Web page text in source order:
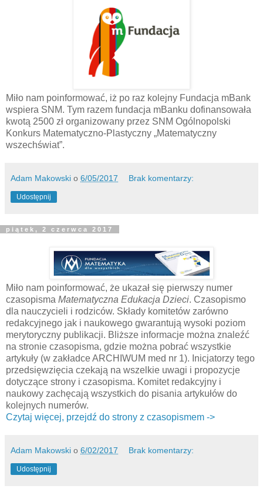
Miło nam poinformować, iż po raz kolejny Fundacja mBank
wspiera SNM. Tym razem fundacja mBanku dofinansowała
kwotą 2500 zł organizowany przez SNM Ogólnopolski
Konkurs Matematyczno-Plastyczny „Matematyczny
wszechświat”.
Adam Makowski o 6/05/2017 Brak komentarzy:
Udostępnij
piątek, 2 czerwca 2017
Miło nam poinformować, że ukazał się pierwszy numer
czasopisma Matematyczna Edukacja Dzieci. Czasopismo
dla nauczycieli i rodziców. Składy komitetów zarówno
redakcyjnego jak i naukowego gwarantują wysoki poziom
merytoryczny publikacji. Bliższe informacje można znaleźć
na stronie czasopisma, gdzie można pobrać wszystkie
artykuły (w zakładce ARCHIWUM med nr 1). Inicjatorzy tego
przedsięwzięcia czekają na wszelkie uwagi i propozycje
dotyczące strony i czasopisma. Komitet redakcyjny i
naukowy zachęcają wszystkich do pisania artykułów do
kolejnych numerów.
Czytaj więcej, przejdź do strony z czasopismem ->
Adam Makowski o 6/02/2017 Brak komentarzy:
Udostępnij